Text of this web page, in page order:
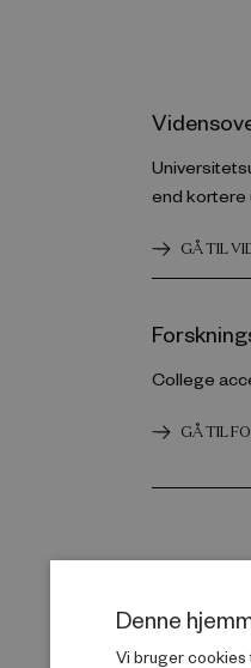
end kortere
GÅ TIL
College
GÅ TIL
Denne
Vi bruger cookies